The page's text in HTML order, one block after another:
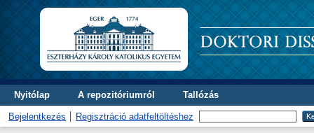
Nyitólap A repozitóriumról Tallózás
Bejelentkezés Regisztráció adatfeltöltéshez